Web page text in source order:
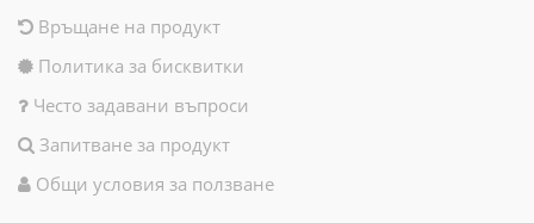
Връщане на продукт
Политика за бисквитки
Често задавани въпроси
Запитване за продукт
Общи условия за ползване